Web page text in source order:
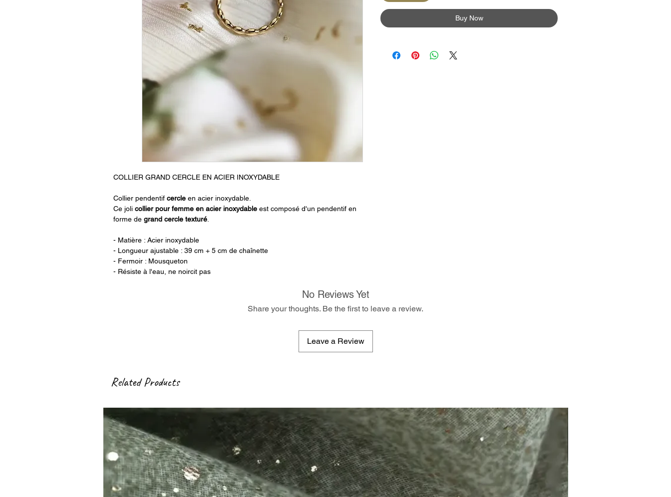
COLLIER GRAND CERCLE EN ACIER INOXYDABLE
Collier pendentif cercle en acier inoxydable.
Ce joli collier pour femme en acier inoxydable est composé d'un pendentif en
forme de grand cercle texturé
- Matière : Acier inoxydable
- Longueur ajustable : 39 cm + 5 cm de chaînette
- Fermoir : Mousqueton
- Résiste à l'eau, ne noircit pas
Buy Now
No Reviews Yet
Share your thoughts. Be the first to leave a review.
Leave a Review
Related Products